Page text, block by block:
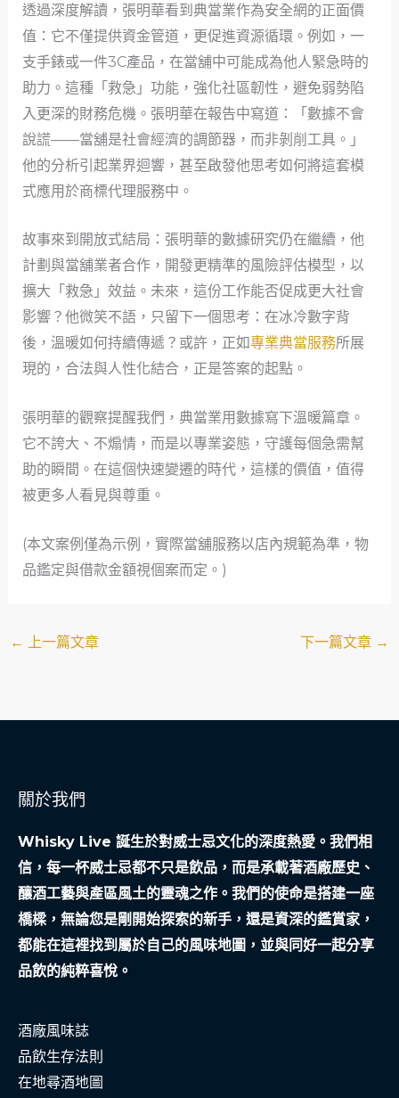
透過深度解讀，張明華看到典當業作為安全網的正面價
值：它不僅提供資金管道，更促進資源循環。例如，一
支手錶或一件3C產品，在當舖中可能成為他人緊急時的
助力。這種「救急」功能，強化社區韌性，避免弱勢陷
入更深的財務危機。張明華在報告中寫道：「數據不會
說謊——當舖是社會經濟的調節器，而非剝削工具。」
他的分析引起業界迴響，甚至啟發他思考如何將這套模
式應用於商標代理服務中。
故事來到開放式結局：張明華的數據研究仍在繼續，他
計劃與當舖業者合作，開發更精準的風險評估模型，以
擴大「救急」效益。未來，這份工作能否促成更大社會
影響？他微笑不語，只留下一個思考：在冰冷數字背
後，溫暖如何持續傳遞？或許，正如專業典當服務所展
現的，合法與人性化結合，正是答案的起點。
張明華的觀察提醒我們，典當業用數據寫下溫暖篇章。
它不誇大、不煽情，而是以專業姿態，守護每個急需幫
助的瞬間。在這個快速變遷的時代，這樣的價值，值得
被更多人看見與尊重。
(本文案例僅為示例，實際當舖服務以店內規範為準，物
品鑑定與借款金額視個案而定。)
← 上一篇文章 下一篇文章 →
關於我們
Whisky Live 誕生於對威士忌文化的深度熱愛。我們相
信，每一杯威士忌都不只是飲品，而是承載著酒廠歷史、
釀酒工藝與產區風土的靈魂之作。我們的使命是搭建一座
橋樑，無論您是剛開始探索的新手，還是資深的鑑賞家，
都能在這裡找到屬於自己的風味地圖，並與同好一起分享
品飲的純粹喜悅。
酒廠風味誌
品飲生存法則
在地尋酒地圖